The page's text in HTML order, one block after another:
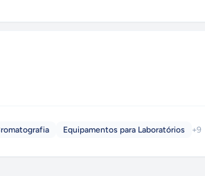
Equipamentos para Laboratórios +9